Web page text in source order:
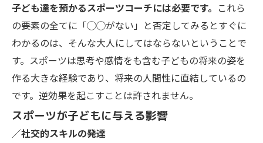
子ども達を預かるスポーツコーチには必要です。 これら
の要素の全てに「◯◯がない」と否定してみるとすぐに
わかるのは、そんな大人にしてはならないということで
す。スポーツは思考や感情をも含む子どもの将来の姿を
作る大きな経験であり、将来の人間性に直結しているの
です。逆効果を起こすことは許されません。
スポーツが子どもに与える影響
／社交的スキルの発達